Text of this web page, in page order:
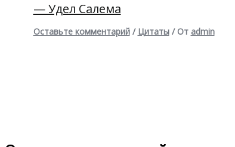
— Удел Салема
Оставьте комментарий / Цитаты/ От admin